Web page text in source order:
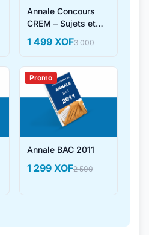
Annale Concours
CREM – Sujets et
1 499 XOF3 000
Promo
Annale BAC 2011
1 299 XOF2 500